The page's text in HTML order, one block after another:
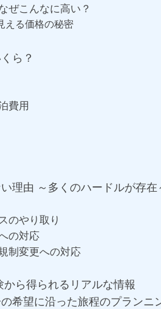
ぜこんなに高い？
える価格の秘密
ら？
費用
理由 ～多くのハードルが存在
のやり取り
の対応
制変更への対応
ら得られるリアルな情報
希望に沿った旅程のプランニ